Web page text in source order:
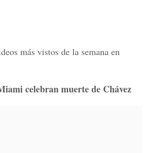
más vistos de la semana en
celebran muerte de Chávez